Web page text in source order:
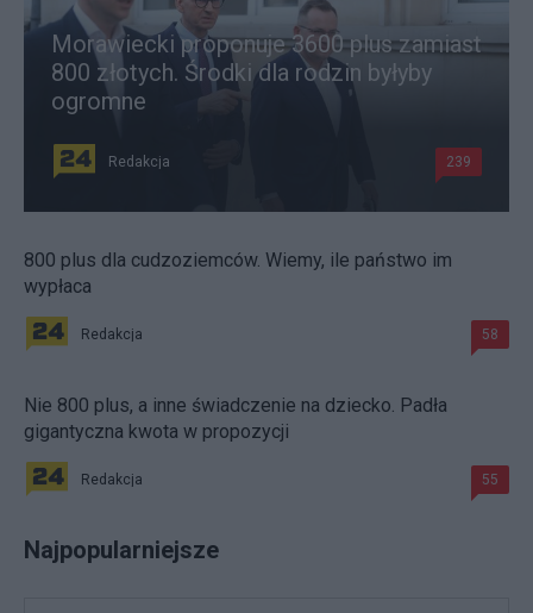
Morawiecki proponuje 3600 plus zamiast
800 złotych. Środki dla rodzin byłyby
ogromne
Redakcja 239
800 plus dla cudzoziemców. Wiemy, ile państwo im
wypłaca
Redakcja 58
Nie 800 plus, a inne świadczenie na dziecko. Padła
gigantyczna kwota w propozycji
Redakcja 55
Najpopularniejsze